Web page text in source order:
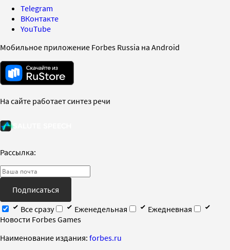
Telegram
ВКонтакте
YouTube
Мобильное приложение Forbes Russia на Android
На сайте работает синтез речи
Рассылка:
Подписаться
Все сразу
Еженедельная
Ежедневная
Новости Forbes Games
Наименование издания: forbes.ru